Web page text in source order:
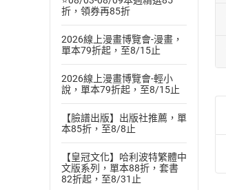
折，領券再85折
2026線上漫畫博覽會-漫畫，
單本79折起，至8/15止
2026線上漫畫博覽會-輕小
說，單本79折起，至8/15止
【臉譜出版】出版社推薦，單
本85折，至8/8止
【皇冠文化】哈利波特繁體中
文版系列，單本88折，套書
82折起，至8/31止